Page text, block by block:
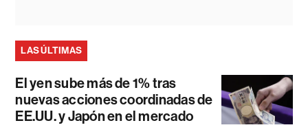
LAS ÚLTIMAS
El yen sube más de 1% tras
nuevas acciones coordinadas de
EE.UU. y Japón en el mercado